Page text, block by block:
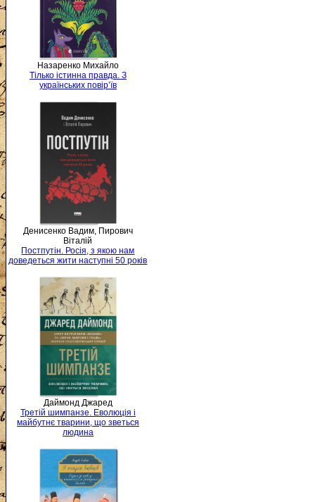
Назаренко Михайло
Тілько істинна правда. З
українських повір’їв
Денисенко Вадим, Пирович
Віталій
Постпутін. Росія, з якою нам
доведеться жити наступні 50 років
Даймонд Джаред
Третій шимпанзе. Еволюція і
майбутнє тварини, що зветься
людина